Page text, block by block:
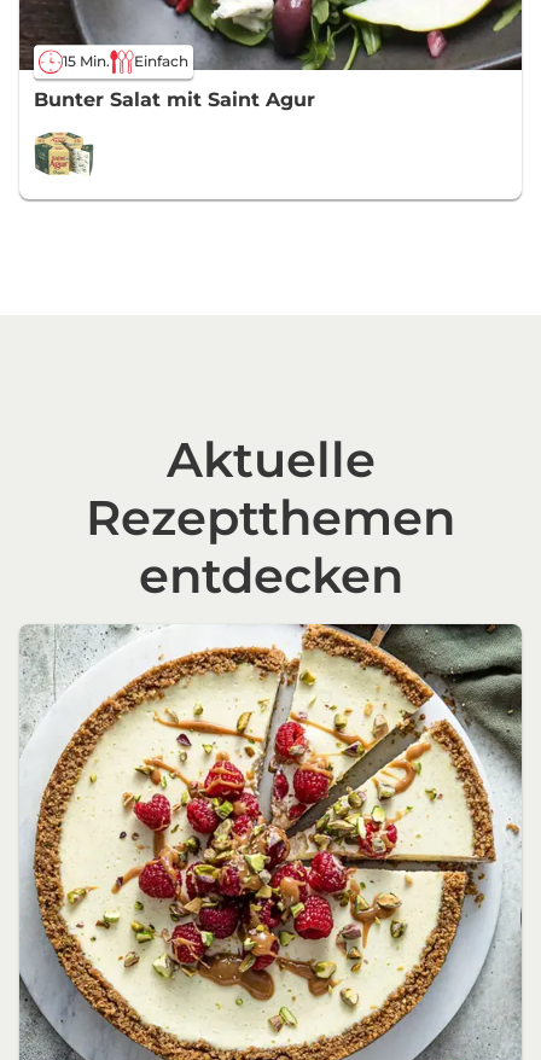
15 Min. Einfach
Bunter Salat mit Saint Agur
Aktuelle
Rezeptthemen
entdecken